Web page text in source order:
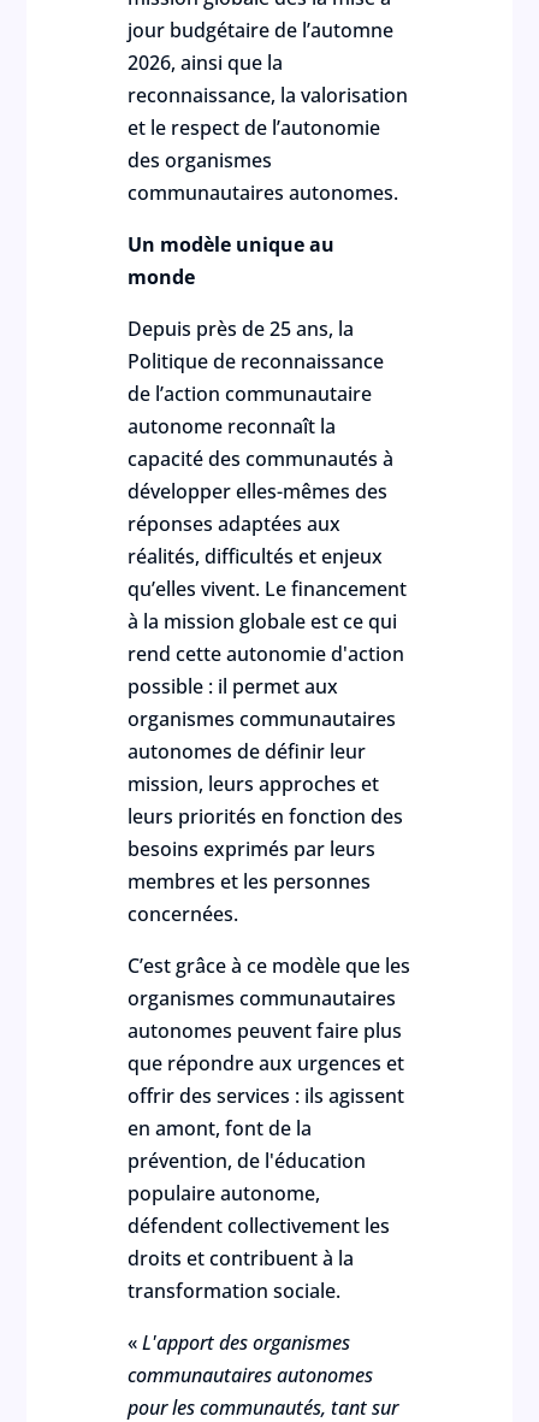
jour budgétaire de l’automne
2026, ainsi que la
reconnaissance, la valorisation
et le respect de l’autonomie
des organismes
communautaires autonomes.
Un modèle unique au
monde
Depuis près de 25 ans, la
Politique de reconnaissance
de l’action communautaire
autonome reconnaît la
capacité des communautés à
développer elles-mêmes des
réponses adaptées aux
réalités, difficultés et enjeux
qu’elles vivent. Le financement
à la mission globale est ce qui
rend cette autonomie d'action
possible : il permet aux
organismes communautaires
autonomes de définir leur
mission, leurs approches et
leurs priorités en fonction des
besoins exprimés par leurs
membres et les personnes
concernées.
C’est grâce à ce modèle que les
organismes communautaires
autonomes peuvent faire plus
que répondre aux urgences et
offrir des services : ils agissent
en amont, font de la
prévention, de l'éducation
populaire autonome,
défendent collectivement les
droits et contribuent à la
transformation sociale.
«L'apport des organismes
communautaires autonomes
pour les communautés, tant sur